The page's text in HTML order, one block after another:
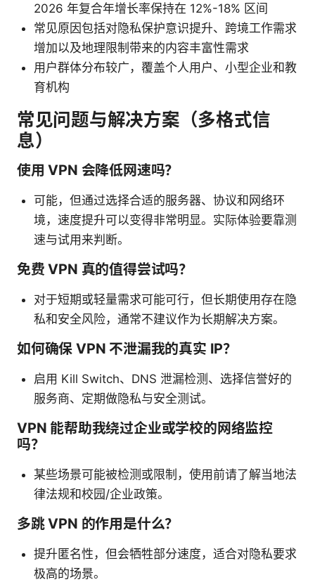
2026 年复合年增长率保持在 12%-18% 区间
常见原因包括对隐私保护意识提升、跨境工作需求
增加以及地理限制带来的内容丰富性需求
用户群体分布较广，覆盖个人用户、小型企业和教
育机构
常见问题与解决方案（多格式信
息）
使用 VPN 会降低网速吗？
可能，但通过选择合适的服务器、协议和网络环
境，速度提升可以变得非常明显。实际体验要靠测
速与试用来判断。
免费 VPN 真的值得尝试吗？
对于短期或轻量需求可能可行，但长期使用存在隐
私和安全风险，通常不建议作为长期解决方案。
如何确保 VPN 不泄漏我的真实 IP？
启用 Kill Switch、DNS 泄漏检测、选择信誉好的
服务商、定期做隐私与安全测试。
VPN 能帮助我绕过企业或学校的网络监控
吗？
某些场景可能被检测或限制，使用前请了解当地法
律法规和校园/企业政策。
多跳 VPN 的作用是什么？
提升匿名性，但会牺牲部分速度，适合对隐私要求
极高的场景。